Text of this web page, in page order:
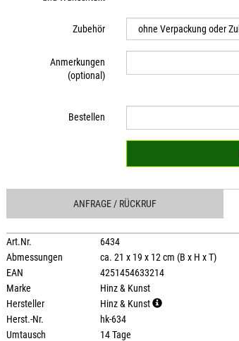
Zubehör
Anmerkungen
(optional)
Bestellen
ANFRAGE / RÜCKRUF
Art.Nr.
6434
Abmessungen
ca. 21 x 19 x 12 cm (B x H x T)
EAN
4251454633214
Marke
Hinz & Kunst
Hersteller
Hinz & Kunst
Herst.-Nr.
hk-634
Umtausch
14 Tage